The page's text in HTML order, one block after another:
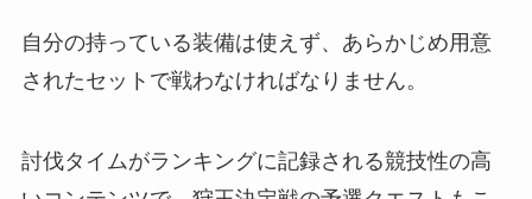
自分の持っている装備は使えず、あらかじめ用意
されたセットで戦わなければなりません。
討伐タイムがランキングに記録される競技性の高